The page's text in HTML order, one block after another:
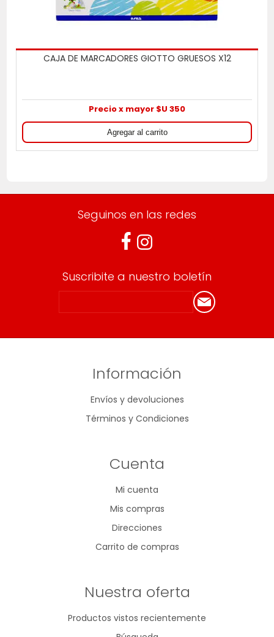
CAJA DE MARCADORES GIOTTO GRUESOS X12
Precio x mayor $U 350
Seguinos en las redes
Suscribite a nuestro boletín
Información
Envíos y devoluciones
Términos y Condiciones
Cuenta
Mi cuenta
Mis compras
Direcciones
Carrito de compras
Nuestra oferta
Productos vistos recientemente